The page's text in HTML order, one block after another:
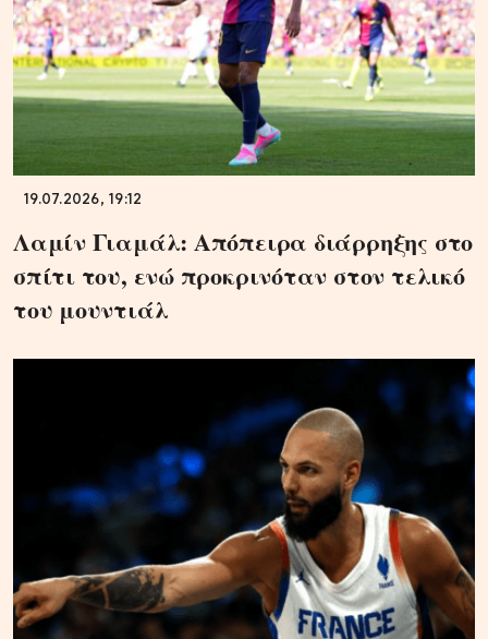
19.07.2026, 19:12
Λαμίν Γιαμάλ: Απόπειρα διάρρηξης στο
σπίτι του, ενώ προκρινόταν στον τελικό
του μουντιάλ